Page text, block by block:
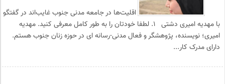
اقلیت‌ها در جامعه مدنی جنوب غایب‌اند در گفتگو
با مهدیه امیری دشتی ۱. لطفا خودتان را به طور کامل معرفی کنید. مهدیه
امیری؛ نویسنده، پژوهشگر و فعال مدنی-رسانه ای در حوزه زنان جنوب هستم.
دارای مدرک کار...